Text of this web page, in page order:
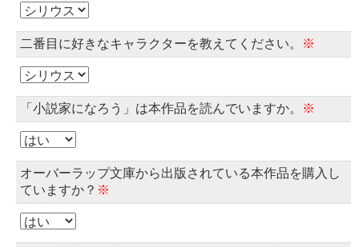
二番目に好きなキャラクターを教えてください。 ※
「小説家になろう」は本作品を読んでいますか。 ※
オーバーラップ文庫から出版されている本作品を購入し
ていますか？ ※